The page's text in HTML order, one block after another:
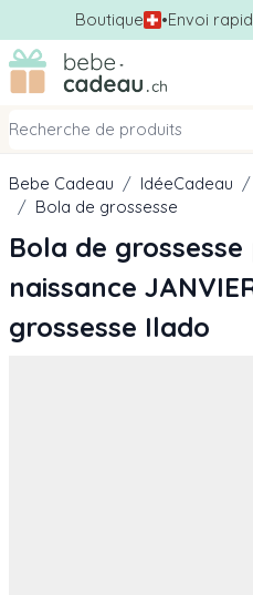
Boutique •Envoi
Allez au contenu
Bebe Cadeau / IdéeCadeau /
/ Bola de grossesse
Bola de
naissance
grossesse Ilado